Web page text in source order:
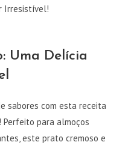
Uma Delícia
sabores com esta receita
! Perfeito para almoços
este prato cremoso e